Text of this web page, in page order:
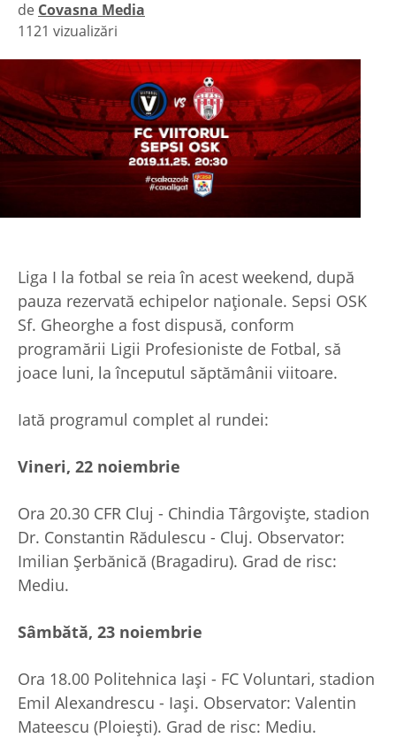
de Covasna Media
|
1121 vizualizări
Liga I la fotbal se reia în acest weekend, după
pauza rezervată echipelor naționale. Sepsi OSK
Sf. Gheorghe a fost dispusă, conform
programării Ligii Profesioniste de Fotbal, să
joace luni, la începutul săptămânii viitoare.
Iată programul complet al rundei:
Vineri, 22 noiembrie
Ora 20.30 CFR Cluj - Chindia Târgoviște, stadion
Dr. Constantin Rădulescu - Cluj. Observator:
Imilian Șerbănică (Bragadiru). Grad de risc:
Mediu.
Sâmbătă, 23 noiembrie
Ora 18.00 Politehnica Iași - FC Voluntari, stadion
Emil Alexandrescu - Iași. Observator: Valentin
Mateescu (Ploiești). Grad de risc: Mediu.